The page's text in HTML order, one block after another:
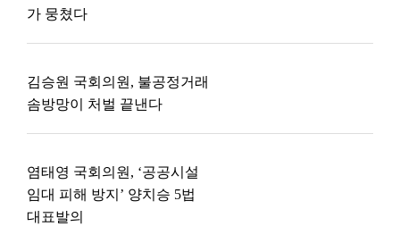
가 뭉쳤다
김승원 국회의원, 불공정거래
솜방망이 처벌 끝낸다
염태영 국회의원, ‘공공시설
임대 피해 방지’ 양치승 5법
대표발의